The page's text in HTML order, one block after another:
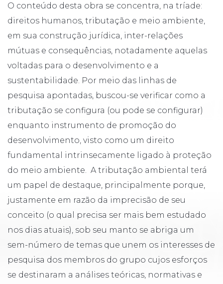
O conteúdo desta obra se concentra, na tríade:
direitos humanos, tributação e meio ambiente,
em sua construção jurídica, inter-relações
mútuas e consequências, notadamente aquelas
voltadas para o desenvolvimento e a
sustentabilidade. Por meio das linhas de
pesquisa apontadas, buscou-se verificar como a
tributação se configura (ou pode se configurar)
enquanto instrumento de promoção do
desenvolvimento, visto como um direito
fundamental intrinsecamente ligado à proteção
do meio ambiente. A tributação ambiental terá
um papel de destaque, principalmente porque,
justamente em razão da imprecisão de seu
conceito (o qual precisa ser mais bem estudado
nos dias atuais), sob seu manto se abriga um
sem-número de temas que unem os interesses de
pesquisa dos membros do grupo cujos esforços
se destinaram a análises teóricas, normativas e